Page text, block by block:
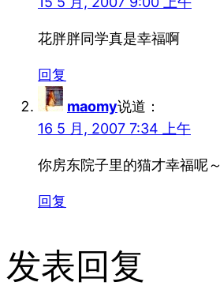
花胖胖同学真是幸福啊
回复
maomy说道：
16 5 月, 2007 7:34 上午
你房东院子里的猫才幸福呢～
回复
发表回复